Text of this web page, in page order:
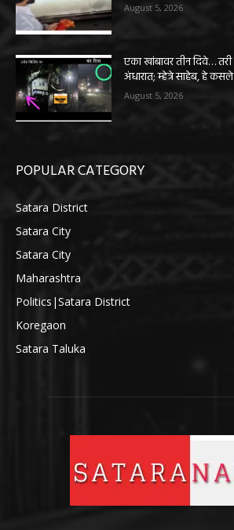
August 5, 2026
एका खांबावर तीन दिवे…
अंधारात; म्हेत्रे साहेब, हे
August 5, 2026
POPULAR CATEGORY
Satara District
Satara City
Satara City
Maharashtra
Politics|Satara District
Koregaon
Satara Taluka